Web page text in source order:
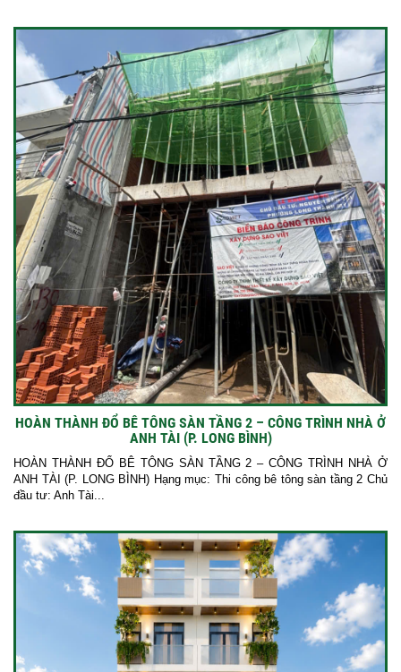
HOÀN THÀNH ĐỔ BÊ TÔNG SÀN TẦNG 2 – CÔNG TRÌNH NHÀ Ở
ANH TÀI (P. LONG BÌNH)
HOÀN THÀNH ĐỔ BÊ TÔNG SÀN TẦNG 2 – CÔNG TRÌNH NHÀ Ở
ANH TÀI (P. LONG BÌNH) Hạng mục: Thi công bê tông sàn tầng 2 Chủ
đầu tư: Anh Tài...